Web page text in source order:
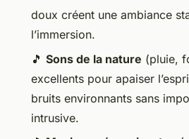
doux créent une ambiance
l’immersion.
🎵 Sons de la nature (pluie,
excellents pour apaiser
bruits environnants sans
intrusive.